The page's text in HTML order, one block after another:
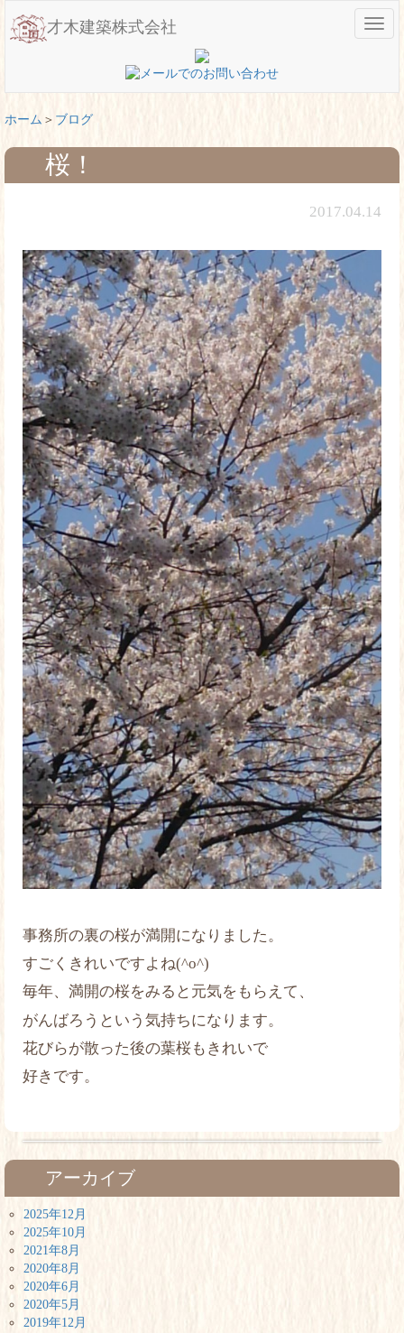
メ
ニ
才木建築株式会社
ホーム ブログ
桜！
2017.04.14
事務所の裏の桜が満開になりました。
すごくきれいですよね(^o^)
毎年、満開の桜をみると元気をもらえて、
がんばろうという気持ちになります。
花びらが散った後の葉桜もきれいで
好きです。
アーカイブ
2025年12月
2025年10月
2021年8月
2020年8月
2020年6月
2020年5月
2019年12月